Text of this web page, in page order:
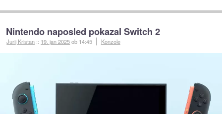
Nintendo naposled pokazal Switch 2
Jurij Kristan :: 19. jan 2025ob 14:45 Konzole